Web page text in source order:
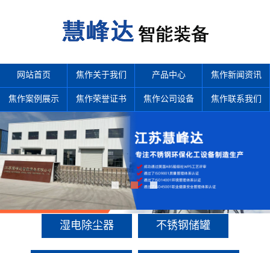
网站首页 焦作关于我们 产品中心 焦作新闻资讯
焦作案例展示 焦作荣誉证书 焦作公司设备 焦作联系我们
产品中心
多年来诚信服务每一位客户，以至诚用心，缔造优良品质。
湿电除尘器 不锈钢储罐